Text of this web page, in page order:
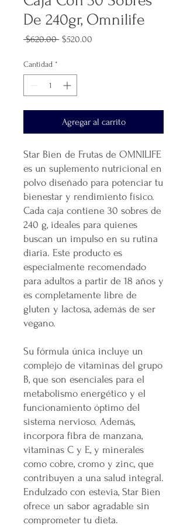
De 240gr, Omnilife
$620.00 Precio
$520.00
Cantidad *
Agregar al carrito
Star Bien de Frutas de OMNILIFE
es un suplemento nutricional en
polvo diseñado para potenciar tu
bienestar y rendimiento físico.
Cada caja contiene 30 sobres de
240 g, ideales para quienes
buscan un impulso en su rutina
diaria. Este producto es
especialmente recomendado
para adultos a partir de 18 años y
es completamente libre de
gluten y lactosa, además de ser
vegano.
Su fórmula única incluye un
complejo de vitaminas del grupo
B, que son esenciales para el
metabolismo energético y el
funcionamiento óptimo del
sistema nervioso. Además,
incorpora fibra de manzana,
vitaminas C y E, y minerales
como cobre, cromo y zinc, que
contribuyen a una salud integral.
Endulzado con estevia, Star Bien
ofrece un sabor agradable sin
comprometer tu dieta.